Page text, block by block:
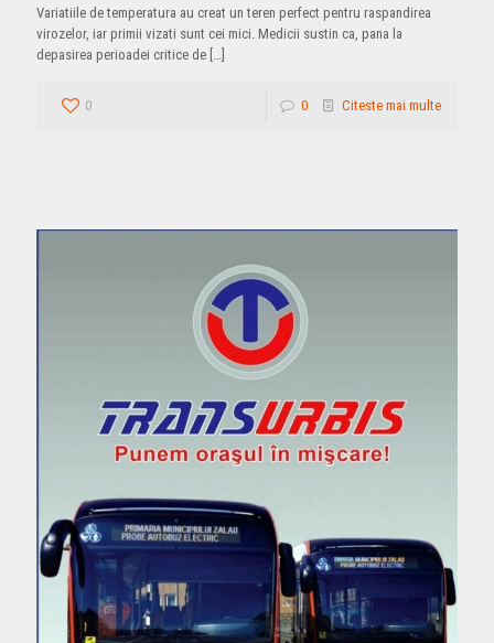
Variatiile de temperatura au creat un teren perfect pentru raspandirea
virozelor, iar primii vizati sunt cei mici. Medicii sustin ca, pana la
depasirea perioadei critice de […]
0 0 Citeste mai multe